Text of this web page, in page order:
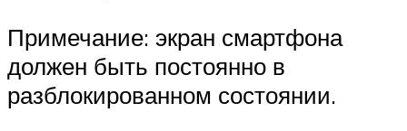
Примечание: экран смартфона
должен быть постоянно в
разблокированном состоянии.